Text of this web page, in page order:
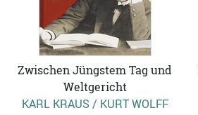
Zwischen Jüngstem Tag und
Weltgericht
KARL KRAUS / KURT WOLFF